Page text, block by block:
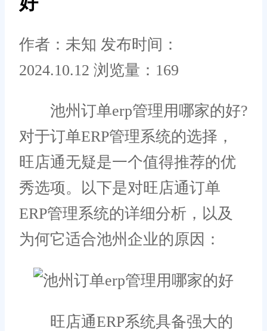
作者：未知 发布时间：
2024.10.12 浏览量：169
池州订单erp管理用哪家的好?
对于订单ERP管理系统的选择，
旺店通无疑是一个值得推荐的优
秀选项。以下是对旺店通订单
ERP管理系统的详细分析，以及
为何它适合池州企业的原因：
旺店通ERP系统具备强大的